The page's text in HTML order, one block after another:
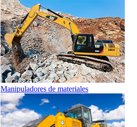
Manipuladores de materiales